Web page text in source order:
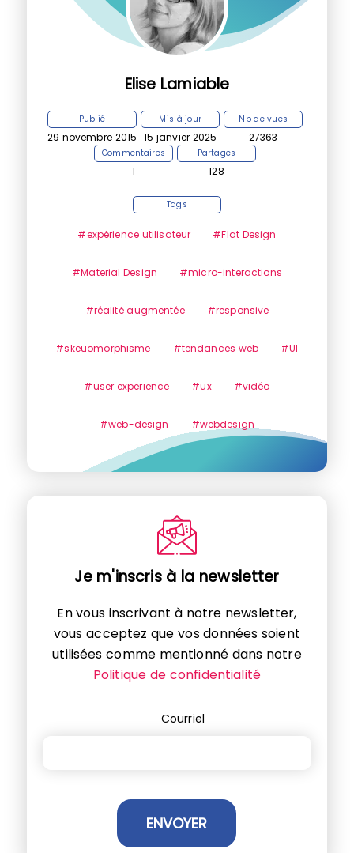
Elise Lamiable
Publié
29 novembre 2015
Mis à jour
15 janvier 2025
Nb de vues
27363
Commentaires
1
Partages
128
Tags
#expérience utilisateur #Flat Design
#Material Design #micro-interactions
#réalité augmentée #responsive
#skeuomorphisme #tendances web #UI
#user experience #ux #vidéo
#web-design #webdesign
Je m'inscris à la newsletter
En vous inscrivant à notre newsletter,
vous acceptez que vos données soient
utilisées comme mentionné dans notre
Politique de confidentialité
Courriel